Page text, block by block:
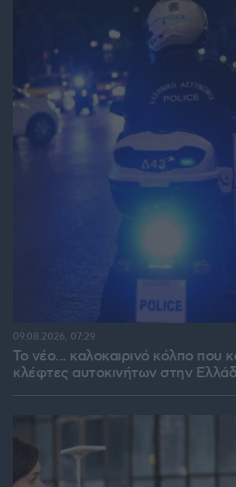
Το νέο... καλοκαιρινό κόλπο που
κλέφτες αυτοκινήτων στην
09.08.2026, 07:29